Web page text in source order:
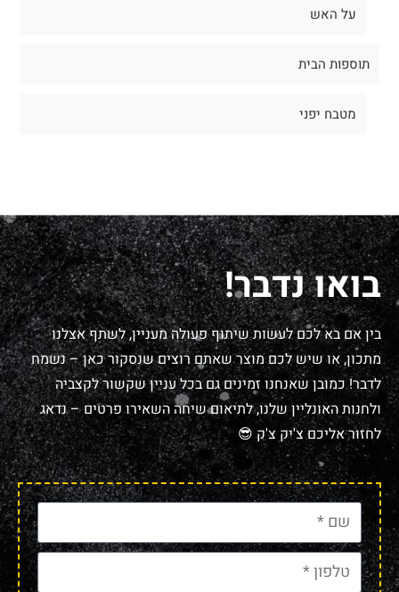
על האש
תוספות הבית
מטבח יפני
בואו נדבר!
בין אם בא לכם לעשות שיתוף פעולה מעניין, לשתף אצלנו
מתכון, או שיש לכם מוצר שאתם רוצים שנסקור כאן – נשמח
לדבר! כמובן שאנחנו זמינים גם בכל עניין שקשור לקצביה
ולחנות האונליין שלנו, לתיאום שיחה השאירו פרטים – נדאג
לחזור אליכם צ'יק צ'ק 😎